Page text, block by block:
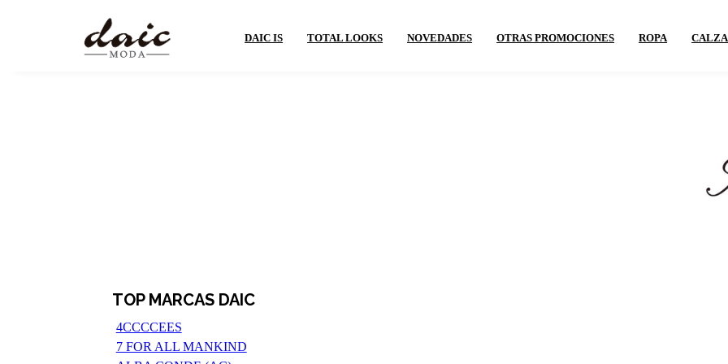
DAIC IS TOTAL LOOKS NOVEDADES OTRAS PROMOCIONES ROPA
TOP MARCAS DAIC
4CCCCEES
7 FOR ALL MANKIND